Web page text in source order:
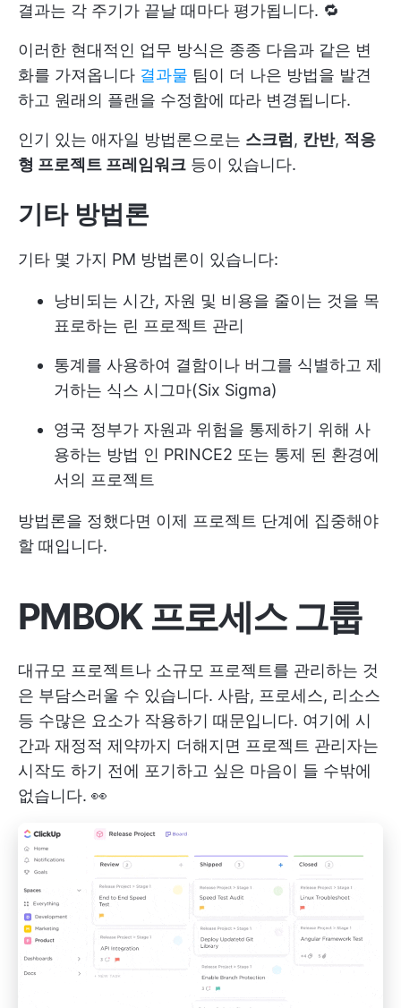
결과는 각 주기가 끝날 때마다 평가됩니다. 🔁
이러한 현대적인 업무 방식은 종종 다음과 같은 변
화를 가져옵니다 결과물 팀이 더 나은 방법을 발견
하고 원래의 플랜을 수정함에 따라 변경됩니다.
인기 있는 애자일 방법론으로는 스크럼 , 칸반, 적응
형 프로젝트 프레임워크 등이 있습니다.
기타 방법론
기타 몇 가지 PM 방법론이 있습니다:
낭비되는 시간, 자원 및 비용을 줄이는 것을 목
표로하는 린 프로젝트 관리
통계를 사용하여 결함이나 버그를 식별하고 제
거하는 식스 시그마(Six Sigma)
영국 정부가 자원과 위험을 통제하기 위해 사
용하는 방법 인 PRINCE2 또는 통제 된 환경에
서의 프로젝트
방법론을 정했다면 이제 프로젝트 단계에 집중해야
할 때입니다.
PMBOK 프로세스 그룹
대규모 프로젝트나 소규모 프로젝트를 관리하는 것
은 부담스러울 수 있습니다. 사람, 프로세스, 리소스
등 수많은 요소가 작용하기 때문입니다. 여기에 시
간과 재정적 제약까지 더해지면 프로젝트 관리자는
시작도 하기 전에 포기하고 싶은 마음이 들 수밖에
없습니다. 👀